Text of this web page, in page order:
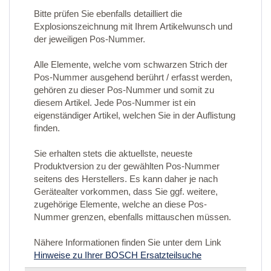
Bitte prüfen Sie ebenfalls detailliert die
Explosionszeichnung mit Ihrem Artikelwunsch und
der jeweiligen Pos-Nummer.
Alle Elemente, welche vom schwarzen Strich der
Pos-Nummer ausgehend berührt / erfasst werden,
gehören zu dieser Pos-Nummer und somit zu
diesem Artikel. Jede Pos-Nummer ist ein
eigenständiger Artikel, welchen Sie in der Auflistung
finden.
Sie erhalten stets die aktuellste, neueste
Produktversion zu der gewählten Pos-Nummer
seitens des Herstellers. Es kann daher je nach
Gerätealter vorkommen, dass Sie ggf. weitere,
zugehörige Elemente, welche an diese Pos-
Nummer grenzen, ebenfalls mittauschen müssen.
Nähere Informationen finden Sie unter dem Link
Hinweise zu Ihrer BOSCH Ersatzteilsuche